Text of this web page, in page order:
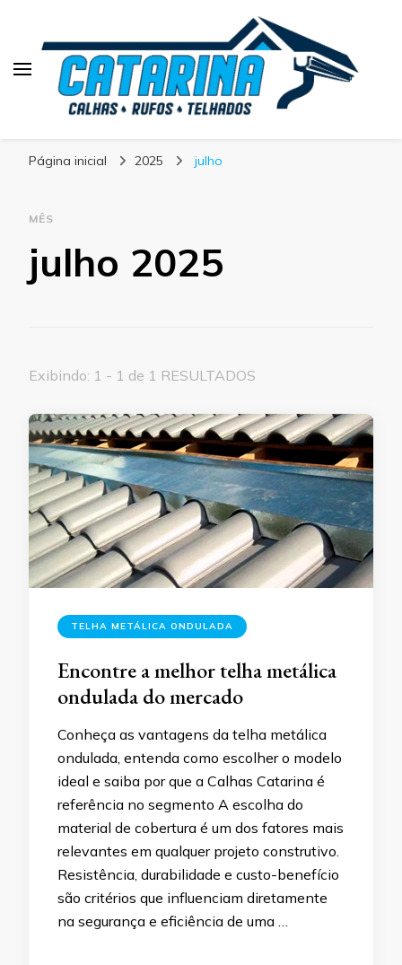
Página inicial 2025 julho
MÊS
julho 2025
Exibindo: 1 - 1 de 1 RESULTADOS
TELHA METÁLICA ONDULADA
Encontre a melhor telha metálica
ondulada do mercado
Conheça as vantagens da telha metálica
ondulada, entenda como escolher o modelo
ideal e saiba por que a Calhas Catarina é
referência no segmento A escolha do
material de cobertura é um dos fatores mais
relevantes em qualquer projeto construtivo.
Resistência, durabilidade e custo-benefício
são critérios que influenciam diretamente
na segurança e eficiência de uma …